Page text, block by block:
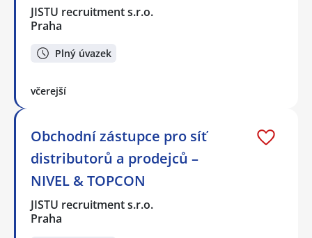
JISTU recruitment s.r.o.
Praha
Plný úvazek
včerejší
Obchodní zástupce pro síť
distributorů a prodejců –
NIVEL & TOPCON
JISTU recruitment s.r.o.
Praha